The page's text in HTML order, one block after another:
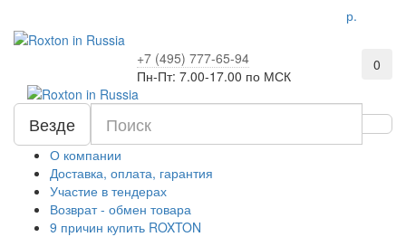
р.
+7 (495) 777-65-94
Пн-Пт: 7.00-17.00 по МСК
0
Везде
О компании
Доставка, оплата, гарантия
Участие в тендерах
Возврат - обмен товара
9 причин купить ROXTON